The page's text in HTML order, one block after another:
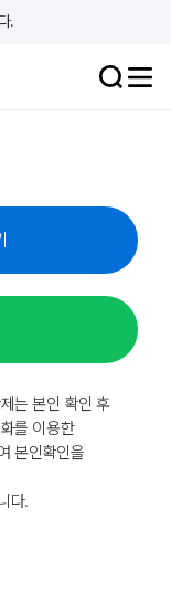
.
는 본인 확인 후
를 이용한
본인확인을
다.